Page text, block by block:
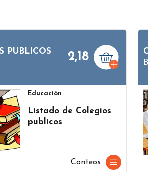
PUBLICOS
2,18
Educación
Listado de Colegios
publicos
Conteos